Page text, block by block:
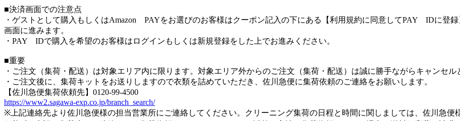
■決済画面での注意点
・ゲストとして購入もしくはAmazon PAYをお選びのお客様はクーポン記入の下にある【利用規約に同意してPAY IDに登
画面に進みます。
・PAY IDで購入を希望のお客様はログインもしくは新規登録をした上でお進みください。
■重要
・ご注文（集荷・配送）は対象エリア内に限ります。対象エリア外からのご注文（集荷・配送）は誠に勝手ながらキャンセル
・ご注文後に、集荷キットをお送りしますので衣類を詰めていただき、佐川急便に集荷依頼のご連絡をお願いします。
【佐川急便集荷依頼先】0120-99-4500
https://www2.sagawa-exp.co.jp/branch_search/
※上記連絡先より佐川急便様の担当営業所にご連絡してください。クリーニング集荷の日程と時間に関しましては、佐川急便